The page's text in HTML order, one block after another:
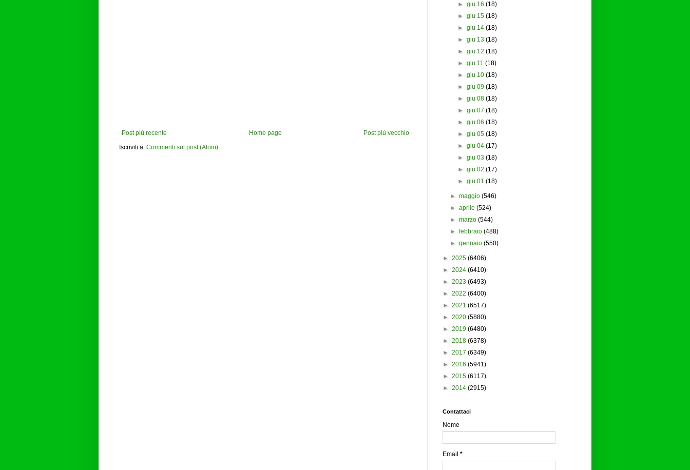
Post più recente Post più vecchio
Home page
Iscriviti a: Commenti sul post (Atom)
► giu 16 (18)
► giu 15 (18)
► giu 14 (18)
► giu 13 (18)
► giu 12 (18)
► giu 11 (18)
► giu 10 (18)
► giu 09 (18)
► giu 08 (18)
► giu 07 (18)
► giu 06 (18)
► giu 05 (18)
► giu 04 (17)
► giu 03 (18)
► giu 02 (17)
► giu 01 (18)
►maggio (546)
►aprile (524)
►marzo (544)
►febbraio (488)
►gennaio (550)
► 2025 (6406)
► 2024 (6410)
► 2023 (6493)
► 2022 (6400)
► 2021 (6517)
► 2020 (5880)
► 2019 (6480)
► 2018 (6378)
► 2017 (6349)
► 2016 (5941)
► 2015 (6117)
► 2014 (2915)
Contattaci
Nome
Email *